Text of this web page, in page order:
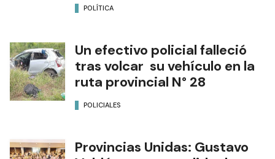
POLÍTICA
Un efectivo policial falleció
tras volcar su vehículo en la
ruta provincial N° 28
POLICIALES
Provincias Unidas: Gustavo